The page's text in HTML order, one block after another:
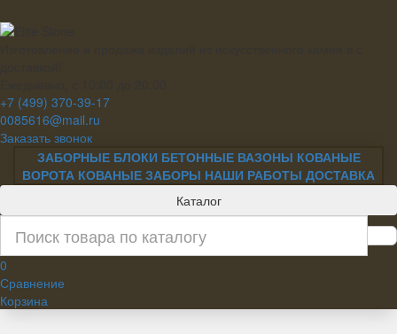
+7 (499) 370-39-17
0085616@mail.ru
Заказать звонок
ЗАБОРНЫЕ БЛОКИ БЕТОННЫЕ ВАЗОНЫ КОВАНЫЕ
ВОРОТА КОВАНЫЕ ЗАБОРЫ НАШИ РАБОТЫ ДОСТАВКА
Каталог
0
Сравнение
Корзина